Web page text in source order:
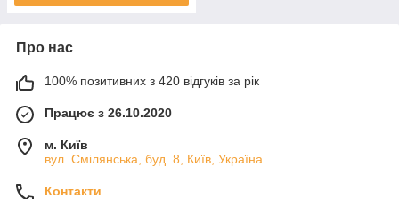
Про нас
100% позитивних з 420 відгуків за рік
Працює з 26.10.2020
м. Київ
вул. Смілянська, буд. 8, Київ, Україна
Контакти